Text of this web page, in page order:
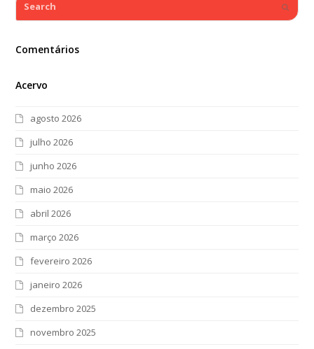
Comentários
Acervo
agosto 2026
julho 2026
junho 2026
maio 2026
abril 2026
março 2026
fevereiro 2026
janeiro 2026
dezembro 2025
novembro 2025